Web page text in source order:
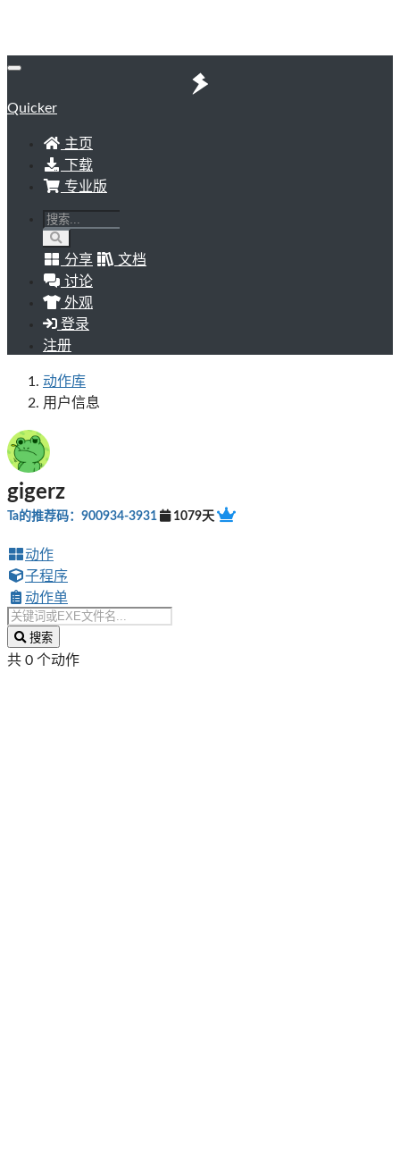
Quicker
主页
下载
专业版
分享
文档
讨论
外观
登录
注册
动作库
用户信息
gigerz
Ta的推荐码：900934-3931 1079天
动作
子程序
动作单
搜索
共 0 个动作